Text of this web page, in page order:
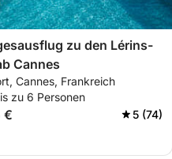
zu den Lérins-
Cannes
Cannes, Frankreich
zu 6 Personen
€ 5 (74)